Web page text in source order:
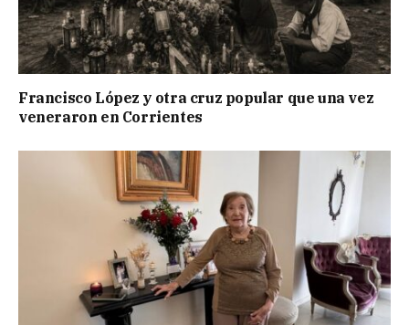
Francisco López y otra cruz popular que una vez
veneraron en Corrientes